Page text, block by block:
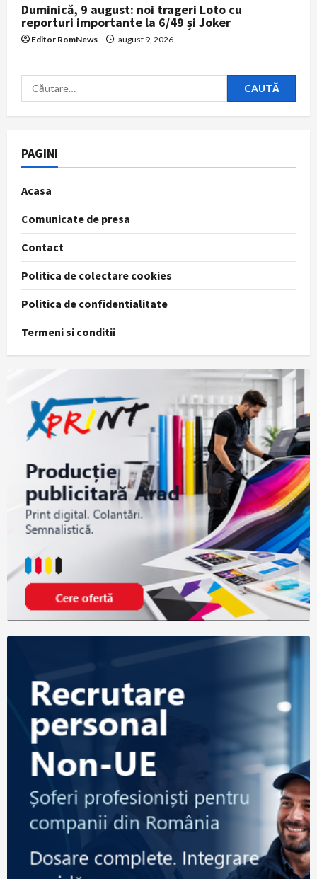
Duminică, 9 august: noi trageri Loto cu
reporturi importante la 6/49 și Joker
Editor RomNews august 9, 2026
Caută
după:
PAGINI
Acasa
Comunicate de presa
Contact
Politica de colectare cookies
Politica de confidentialitate
Termeni si conditii